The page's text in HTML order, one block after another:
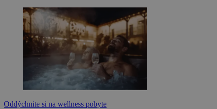
Oddýchnite si na wellness pobyte